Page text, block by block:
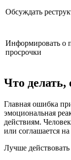
Обсуждать
Информировать о
просрочки
Что делать,
Главная ошибка
эмоциональная
действиям.
или соглашается
Лучше